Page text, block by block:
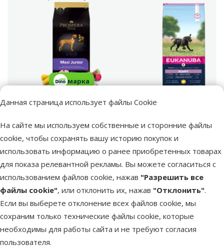
Данная страница использует файлы Cookie
На сайте мы используем собственные и сторонние файлы
cookie, чтобы сохранять вашу историю покупок и
использовать информацию о ранее приобретенных товарах
для показа релевантной рекламы. Вы можете согласиться с
использованием файлов cookie, нажав "Разрешить все
файлы cookie", или отклонить их, нажав "Отклонить".
Если вы выберете отклонение всех файлов cookie, мы
сохраним только технические файлы cookie, которые
необходимы для работы сайта и не требуют согласия
пользователя.
марка
Prospera Plus Maxi
Eukanuba Puppy and
кг
Размер собаки
Большая, Гигантская
Размер собаки
Большая, Гигантская
Возраст собаки
Щенок
Состояние здоровья
Без проблем со
Без проблем со
здоровьем
Состав и вкус
Состав и вкус